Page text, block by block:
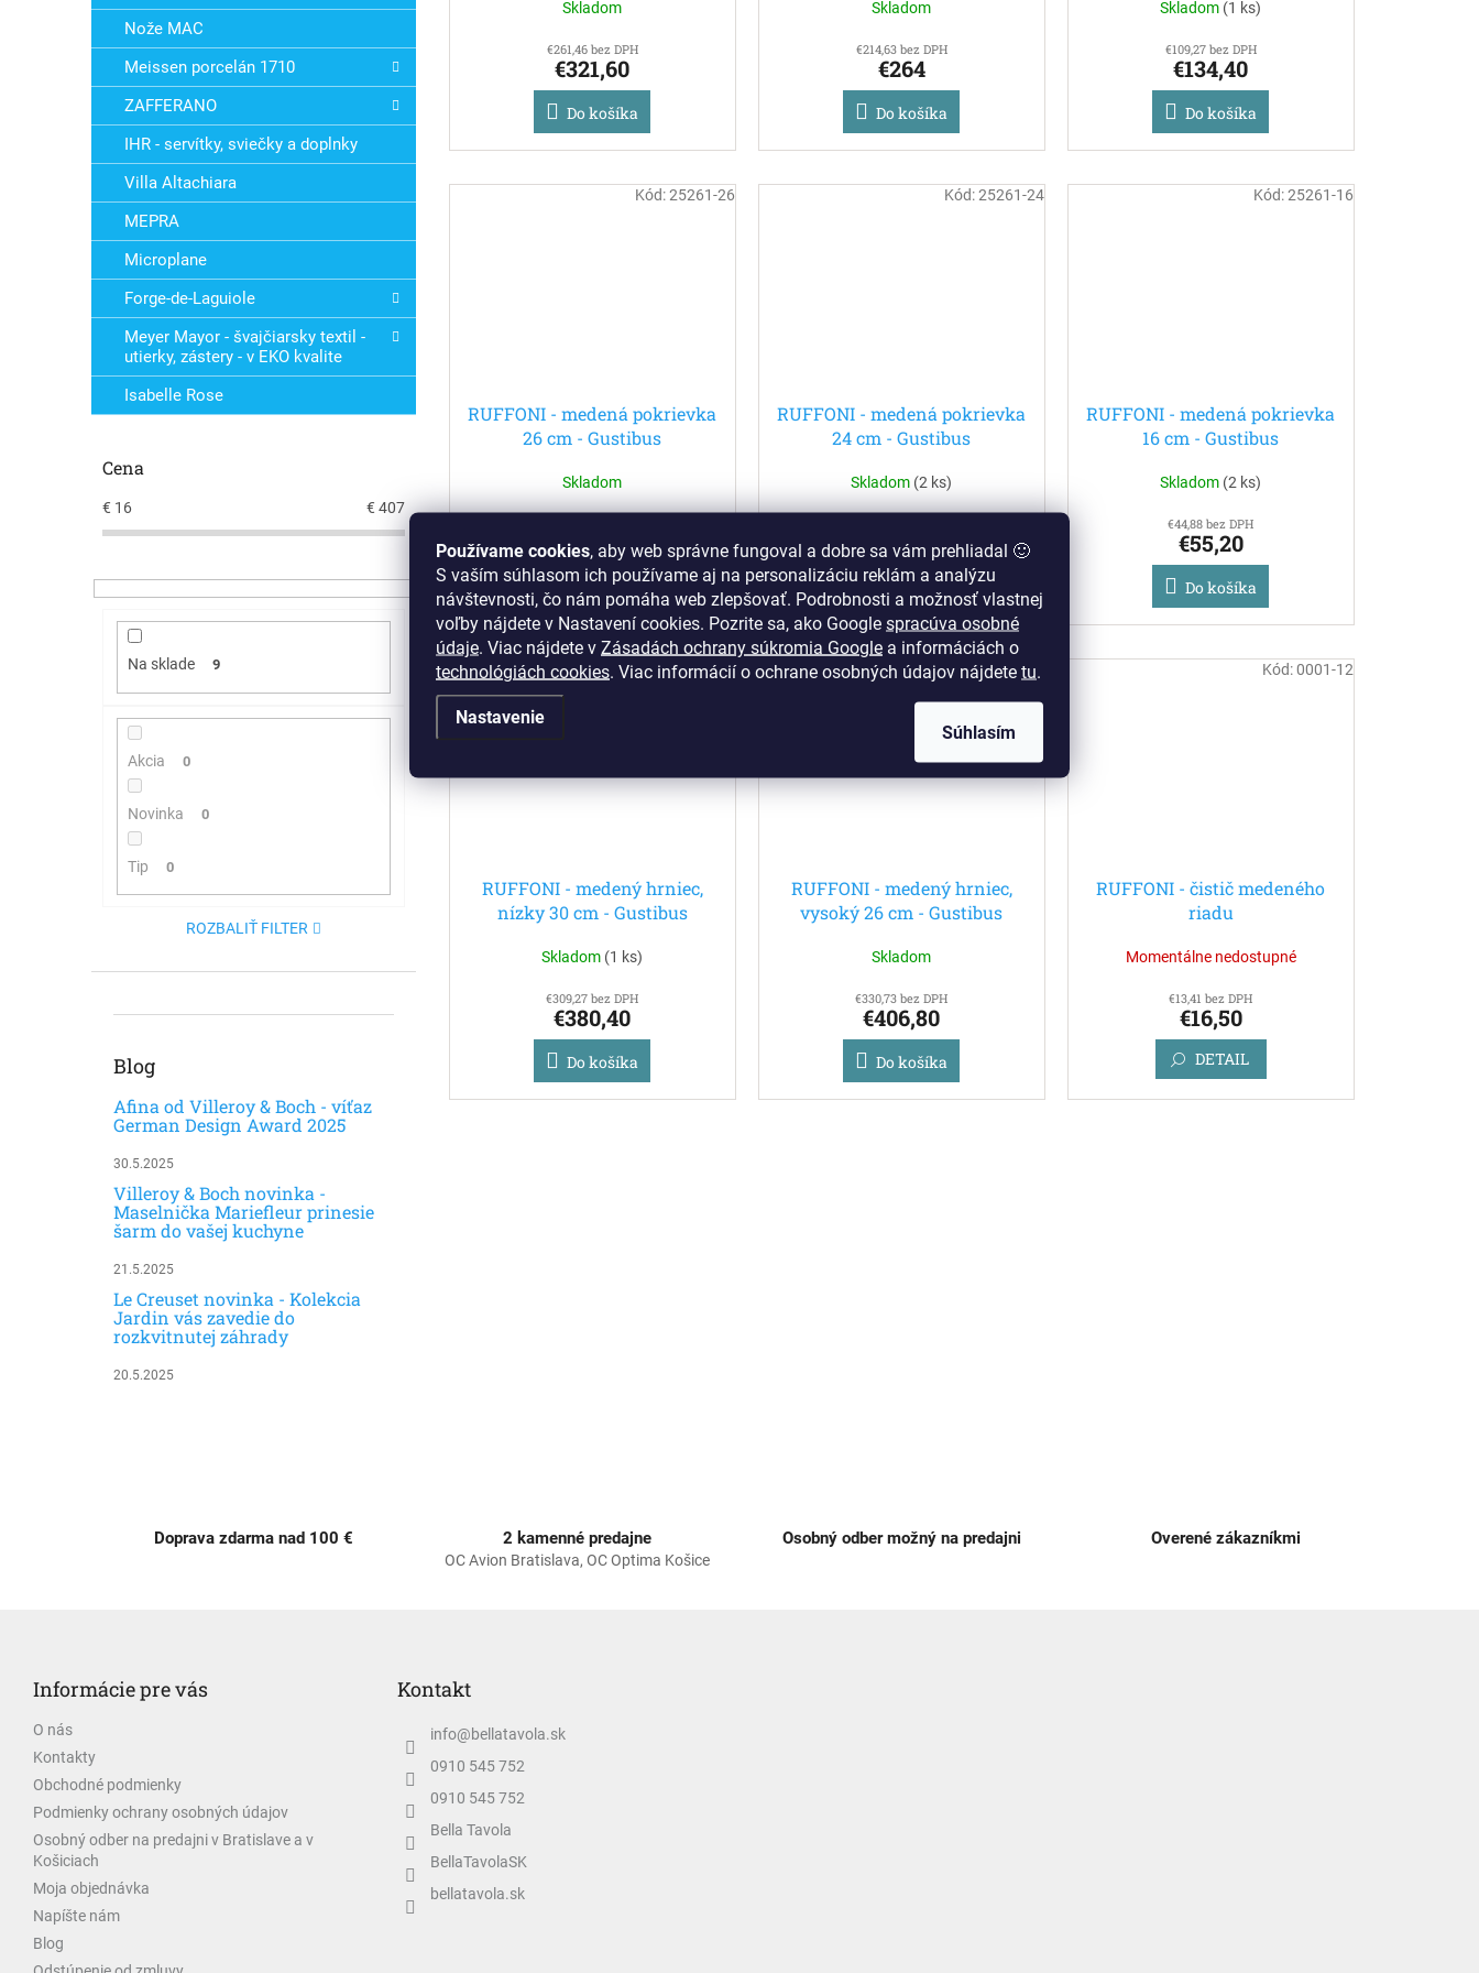
Používame cookies, aby web správne fungoval a dobre sa vám prehliadal 🙂
S vaším súhlasom ich používame aj na personalizáciu reklám a analýzu
návštevnosti, čo nám pomáha web zlepšovať. Podrobnosti a možnosť vlastnej
voľby nájdete v Nastavení cookies. Pozrite sa, ako Google spracúva osobné
údaje. Viac nájdete v Zásadách ochrany súkromia Google a informáciách o
technológiách cookies. Viac informácií o ochrane osobných údajov nájdete tu.
Nastavenie
Súhlasím
Nože MAC
Meissen porcelán 1710
ZAFFERANO
IHR - servítky, sviečky a doplnky
Villa Altachiara
MEPRA
Microplane
Forge-de-Laguiole
Meyer Mayor - švajčiarsky textil -
utierky, zástery - v EKO kvalite
Isabelle Rose
Cena
€ 16 € 407
Na sklade 9
Akcia 0
Novinka 0
Tip 0
ROZBALIŤ FILTER
Blog
Afina od Villeroy & Boch - víťaz
German Design Award 2025
30.5.2025
Villeroy & Boch novinka -
Maselnička Mariefleur prinesie
šarm do vašej kuchyne
21.5.2025
Le Creuset novinka - Kolekcia
Jardin vás zavedie do
rozkvitnutej záhrady
20.5.2025
Skladom
€261,46 bez DPH
€321,60
Do košíka
Skladom
€214,63 bez DPH
€264
Do košíka
Skladom (1 ks)
€109,27 bez DPH
€134,40
Do košíka
RUFFONI - medená pokrievka
26 cm - Gustibus
Skladom
€110,40
Do košíka
Kód:25261-26
RUFFONI - medená pokrievka
24 cm - Gustibus
Skladom (2 ks)
€76
Do košíka
Kód:25261-24
RUFFONI - medená pokrievka
16 cm - Gustibus
Skladom (2 ks)
€44,88 bez DPH
€55,20
Do košíka
Kód:25261-16
RUFFONI - medený hrniec,
nízky 30 cm - Gustibus
Skladom (1 ks)
€309,27 bez DPH
€380,40
Do košíka
Kód:25209-30
RUFFONI - medený hrniec,
vysoký 26 cm - Gustibus
Skladom
€330,73 bez DPH
€406,80
Do košíka
Kód:25207-26
RUFFONI - čistič medeného
riadu
Momentálne nedostupné
€13,41 bez DPH
€16,50
DETAIL
Kód:0001-12
u
Doprava zdarma nad 100 € 2 kamenné predajne
OC Avion Bratislava, OC Optima Košice
Osobný odber možný na predajni Overené zákazníkmi
Informácie pre vás
O nás
Kontakty
Obchodné podmienky
Podmienky ochrany osobných údajov
Osobný odber na predajni v Bratislave a v
Košiciach
Moja objednávka
Napíšte nám
Blog
Kontakt
info@bellatavola.sk
0910 545 752
0910 545 752
Bella Tavola
BellaTavolaSK
bellatavola.sk